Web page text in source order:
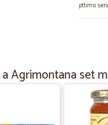
pttimo
Molto
Agrimontana set